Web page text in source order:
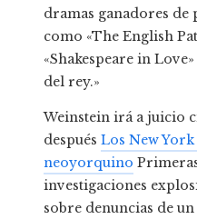
dramas ganadores de
como «The English
«Shakespeare in
del rey.»
Weinstein irá a juicio
después Los New
neoyorquino
investigaciones
sobre denuncias de